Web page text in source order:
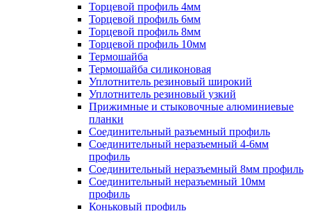
Торцевой профиль 4мм
Торцевой профиль 6мм
Торцевой профиль 8мм
Торцевой профиль 10мм
Термошайба
Термошайба силиконовая
Уплотнитель резиновый широкий
Уплотнитель резиновый узкий
Прижимные и стыковочные алюминиевые
планки
Соединительный разъемный профиль
Соединительный неразъемный 4-6мм
профиль
Соединительный неразъемный 8мм профиль
Соединительный неразъемный 10мм
профиль
Коньковый профиль